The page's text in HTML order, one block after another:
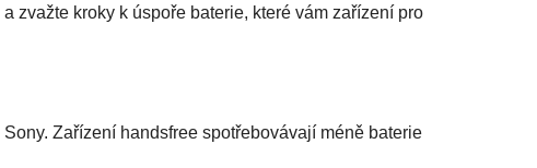
zvažte kroky k úspoře baterie, které vám zařízení pro
Zařízení handsfree spotřebovávají méně baterie